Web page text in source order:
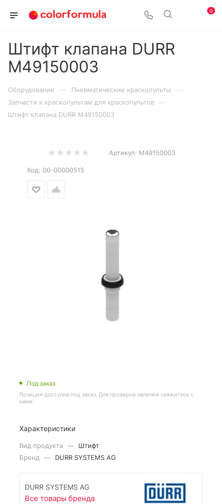
0
Штифт клапана DURR
M49150003
Оборудование — Пневматические краскопульты —
Запчасти к краскопультам для краскопультов —
Штифт клапана DURR M49150003
Артикул: M49150003
Код: 00-00000515
Под заказ
Позиция доступна под заказ. Для проверки наличия свяжитесь с
нами.
Характеристики
Вид продукта —
Штифт
Бренд
— DURR SYSTEMS AG
DURR SYSTEMS AG
Все товары бренда